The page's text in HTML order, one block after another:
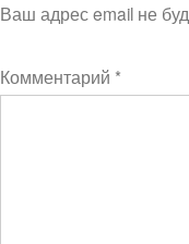
Ваш адрес email не
Комментарий *